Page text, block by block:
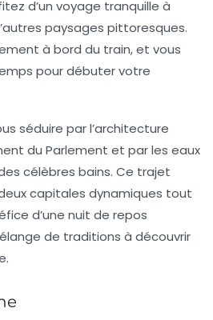
d’un voyage tranquille à
paysages pittoresques.
à bord du train, et vous
pour débuter votre
séduire par l’architecture
du Parlement et par les eaux
célèbres bains. Ce trajet
capitales dynamiques tout
d’une nuit de repos
de traditions à découvrir